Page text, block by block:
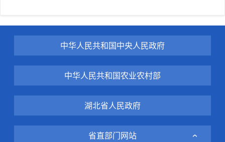
中华人民共和国中央人民政府
中华人民共和国农业农村部
湖北省人民政府
省直部门网站